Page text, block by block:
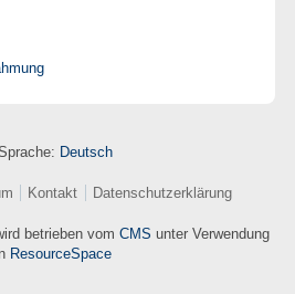
Deutsch
Kontakt Datenschutzerklärung
betrieben vom CMS unter Verwendung
ResourceSpace